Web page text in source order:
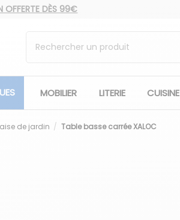
OFFERTE DÈS 99€
MOBILIER LITERIE CUISINE
de jardin Table basse carrée XALOC